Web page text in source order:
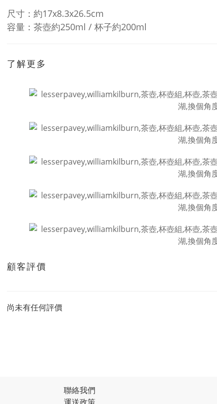
尺寸：約17x8.3x26.5cm
容量：茶壺約250ml / 杯子約200ml
了解更多
顧客評價
尚未有任何評價
聯絡我們